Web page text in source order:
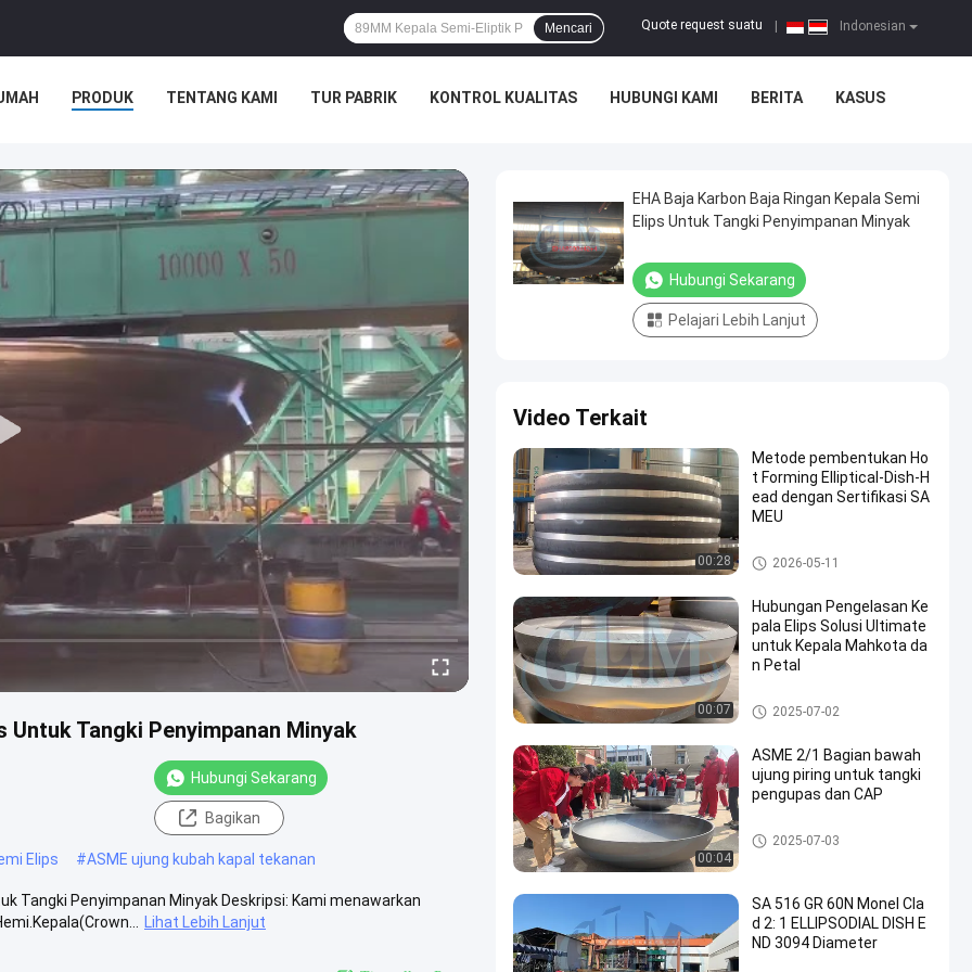
Indonesian
Quote request suatu
Mencari
PRODUK TENTANG KAMI TUR PABRIK KONTROL KUALITAS HUBUNGI KAMI BERITA KASUS
Untuk Tangki Penyimpanan Minyak
Hubungi Sekarang
Bagikan
Elips #ASME ujung kubah kapal tekanan
Tangki Penyimpanan Minyak Deskripsi: Kami menawarkan
Lihat Lebih Lanjut
EHA Baja Karbon Baja Ringan Kepala Semi
Elips Untuk Tangki Penyimpanan Minyak
Hubungi Sekarang
Pelajari Lebih Lanjut
Video Terkait
00:28
Metode pembentukan Ho
t Forming Elliptical-Dish-H
ead dengan Sertifikasi SA
MEU
Kepala piring elips
2026-05-11
00:07
Hubungan Pengelasan Ke
pala Elips Solusi Ultimate
untuk Kepala Mahkota da
n Petal
Kepala tangki yang sudah dire
bus
2025-07-02
00:04
ASME 2/1 Bagian bawah
ujung piring untuk tangki
pengupas dan CAP
Kepala Semi Elips
2025-07-03
SA 516 GR 60N Monel Cla
d 2: 1 ELLIPSODIAL DISH E
ND 3094 Diameter